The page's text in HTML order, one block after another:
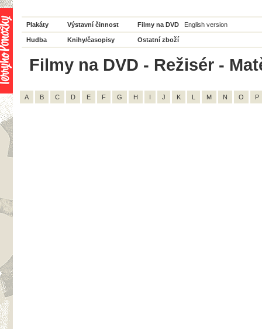
Plakáty Výstavní činnost Filmy na DVD English version
Hudba Knihy/časopisy Ostatní zboží
Filmy na DVD - Režisér -
A B C D E F G H I J K L M N O P